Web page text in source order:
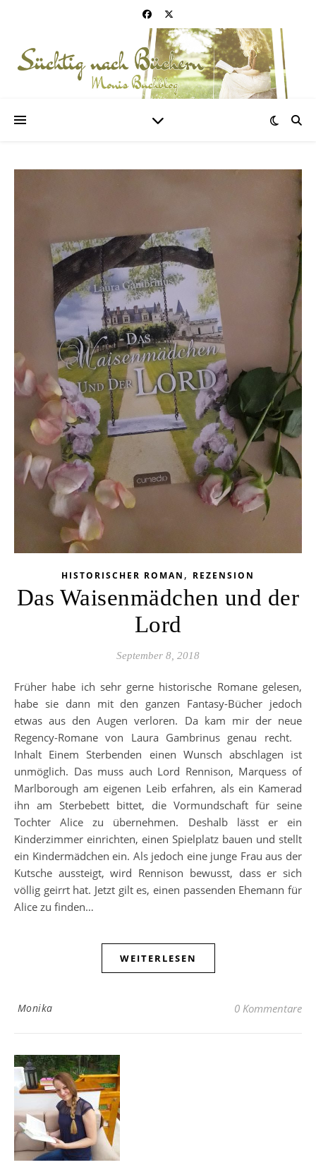
HISTORISCHER ROMAN , REZENSION
Das Waisenmädchen und der
Lord
September 8, 2018
Früher habe ich sehr gerne historische Romane gelesen,
habe sie dann mit den ganzen Fantasy-Bücher jedoch
etwas aus den Augen verloren. Da kam mir der neue
Regency-Romane von Laura Gambrinus genau recht.
Inhalt Einem Sterbenden einen Wunsch abschlagen ist
unmöglich. Das muss auch Lord Rennison, Marquess of
Marlborough am eigenen Leib erfahren, als ein Kamerad
ihn am Sterbebett bittet, die Vormundschaft für seine
Tochter Alice zu übernehmen. Deshalb lässt er ein
Kinderzimmer einrichten, einen Spielplatz bauen und stellt
ein Kindermädchen ein. Als jedoch eine junge Frau aus der
Kutsche aussteigt, wird Rennison bewusst, dass er sich
völlig geirrt hat. Jetzt gilt es, einen passenden Ehemann für
Alice zu finden…
WEITERLESEN
Monika 0 Kommentare